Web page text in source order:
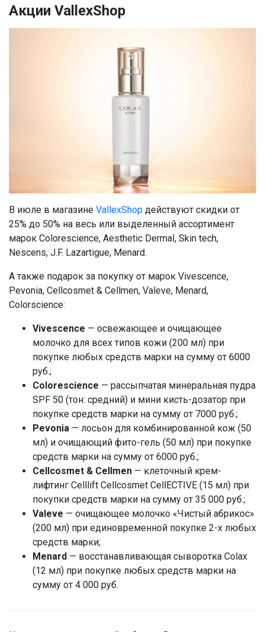
Акции VallexShop
В июле в магазине VallexShop действуют скидки от
25% до 50% на весь или выделенный ассортимент
марок Colorescience, Aesthetic Dermal, Skin tech,
Nescens, J.F. Lazartigue, Menard.
А также подарок за покупку от марок Vivescence,
Pevonia, Cellcosmet & Cellmen, Valeve, Menard,
Colorscience:
Vivescence — освежающее и очищающее
молочко для всех типов кожи (200 мл) при
покупке любых средств марки на сумму от 6000
руб.;
Colorescience — рассыпчатая минеральная пудра
SPF 50 (тон: средний) и мини кисть-дозатор при
покупке средств марки на сумму от 7000 руб.;
Pevonia — лосьон для комбинированной кож (50
мл) и очищающий фито-гель (50 мл) при покупке
средств марки на сумму от 6000 руб.;
Cellcosmet & Cellmen — клеточный крем-
лифтинг Celllift Cellcosmet CellECTIVE (15 мл) при
покупки средств марки на сумму от 35 000 руб.;
Valeve — очищающее молочко «Чистый абрикос»
(200 мл) при единовременной покупке 2-х любых
средств марки;
Menard — восстанавливающая сыворотка Colax
(12 мл) при покупке любых средств марки на
сумму от 4 000 руб.